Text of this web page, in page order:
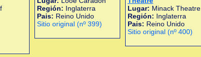
Región: Inglaterra
Pais: Reino Unido
Sitio original (nº 399)
Lugar: Minack Theatre
Región: Inglaterra
Pais: Reino Unido
Sitio original (nº 400)